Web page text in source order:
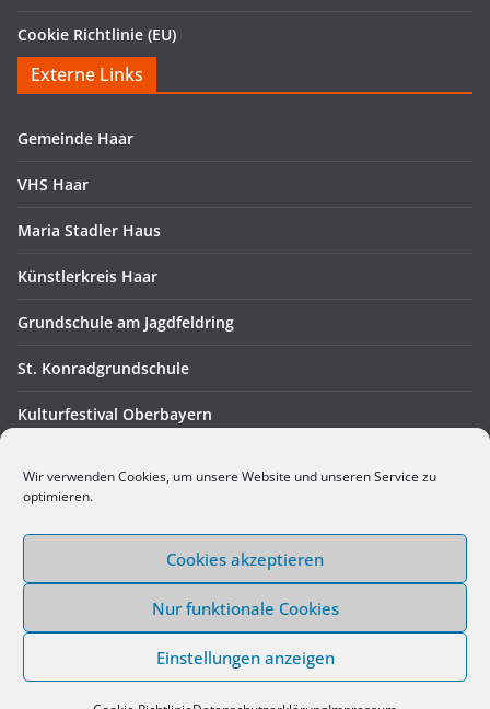
Wir verwenden Cookies, um unsere Website und unseren Service zu
optimieren.
Cookies akzeptieren
Nur funktionale Cookies
Einstellungen anzeigen
Cookie Richtlinie (EU)
Externe Links
Gemeinde Haar
VHS Haar
Maria Stadler Haus
Künstlerkreis Haar
Grundschule am Jagdfeldring
St. Konradgrundschule
Kulturfestival Oberbayern
hand in hand in haar e.V.
vorbehalten.
ColorMag von ThemeGrill. Präsentiert von